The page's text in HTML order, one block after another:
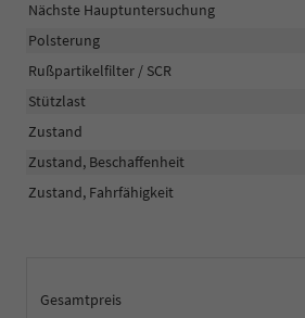
Gesamtpreis
Nächste Hauptuntersuchung
Polsterung
Rußpartikelfilter / SCR
Stützlast
Zustand
Zustand, Beschaffenheit
Zustand, Fahrfähigkeit